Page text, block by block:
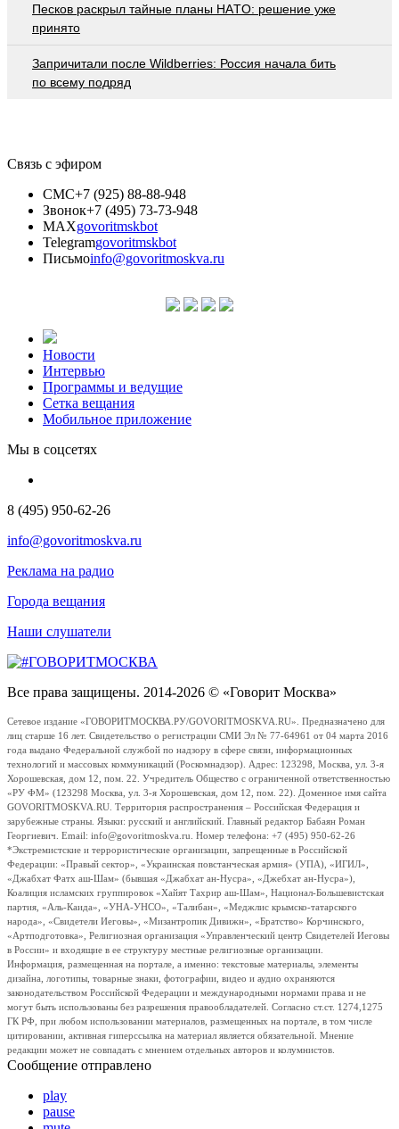
Пecкoв рacкрыл тaйныe плaны НAТO: рeшeниe ужe
принятo
Запричитали после Wildberries: Россия начала бить
по всему подряд
Связь с эфиром
СМС+7 (925) 88-88-948
Звонок+7 (495) 73-73-948
MAXgovoritmskbot
Telegramgovoritmskbot
Письмоinfo@govoritmoskva.ru
Новости
Интервью
Программы и ведущие
Сетка вещания
Мобильное приложение
Мы в соцсетях
8 (495) 950-62-26
info@govoritmoskva.ru
Реклама на радио
Города вещания
Наши слушатели
Все права защищены. 2014-2026 © «Говорит Москва»
Сетевое издание «ГОВОРИТМОСКВА.РУ/GOVORITMOSKVA.RU». Предназначено для
лиц старше 16 лет. Свидетельство о регистрации СМИ Эл № 77-64961 от 04 марта 2016
года выдано Федеральной службой по надзору в сфере связи, информационных
технологий и массовых коммуникаций (Роскомнадзор). Адрес: 123298, Москва, ул. 3-я
Хорошевская, дом 12, пом. 22. Учредитель Общество с ограниченной ответственностью
«РУ ФМ» (123298 Москва, ул. 3-я Хорошевская, дом 12, пом. 22). Доменное имя сайта
GOVORITMOSKVA.RU. Территория распространения – Российская Федерация и
зарубежные страны. Языки: русский и английский. Главный редактор Бабаян Роман
Георгиевич. Email: info@govoritmoskva.ru. Номер телефона: +7 (495) 950-62-26
*Экстремистские и террористические организации, запрещенные в Российской
Федерации: «Правый сектор», «Украинская повстанческая армия» (УПА), «ИГИЛ»,
«Джабхат Фатх аш-Шам» (бывшая «Джабхат ан-Нусра», «Джебхат ан-Нусра»),
Коалиция исламских группировок «Хайят Тахрир аш-Шам», Национал-Большевистская
партия, «Аль-Каида», «УНА-УНСО», «Талибан», «Меджлис крымско-татарского
народа», «Свидетели Иеговы», «Мизантропик Дивижн», «Братство» Корчинского,
«Артподготовка», Религиозная организация «Управленческий центр Свидетелей Иеговы
в России» и входящие в ее структуру местные религиозные организации.
Информация, размещенная на портале, а именно: текстовые материалы, элементы
дизайна, логотипы, товарные знаки, фотографии, видео и аудио охраняются
законодательством Российской Федерации и международными нормами права и не
могут быть использованы без разрешения правообладателей. Согласно ст.ст. 1274,1275
ГК РФ, при любом использовании материалов, размещенных на портале, в том числе
цитировании, активная гиперссылка на материал является обязательной. Мнение
редакции может не совпадать с мнением отдельных авторов и колумнистов.
Сообщение отправлено
play
pause